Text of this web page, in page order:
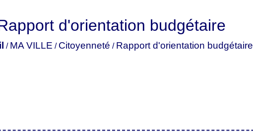
d'orientation budgétaire
/ MA VILLE / Citoyenneté / Rapport d'orientation budgétaire